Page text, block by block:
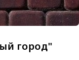
город"